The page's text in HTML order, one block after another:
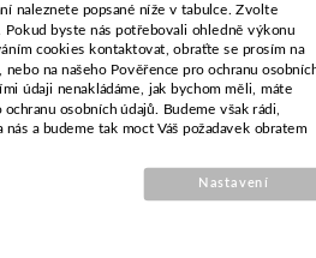
70 mm
38 mm
naleznete popsané níže v tabulce. Zvolte
byste nás potřebovali ohledně výkonu
cookies kontaktovat, obraťte se prosím na
na našeho Pověřence pro ochranu
údaji nenakládáme, jak bychom měli, máte
osobních údajů. Budeme však rádi,
a budeme tak moct Váš požadavek obratem
Nastavení